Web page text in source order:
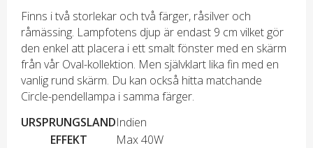
Finns i två storlekar och två färger, råsilver och
råmässing. Lampfotens djup är endast 9 cm vilket gör
den enkel att placera i ett smalt fönster med en skärm
från vår Oval-kollektion. Men självklart lika fin med en
vanlig rund skärm. Du kan också hitta matchande
Circle-pendellampa i samma färger.
URSPRUNGSLANDIndien
EFFEKT
Max 40W